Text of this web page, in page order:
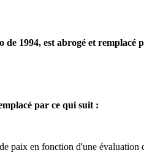
1994, est abrogé et remplacé
par ce qui suit :
paix en fonction d'une évaluation